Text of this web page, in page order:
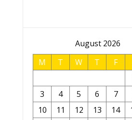
August 2026
M
T W T F
3
4 5 6 7
10
11 12 13 14